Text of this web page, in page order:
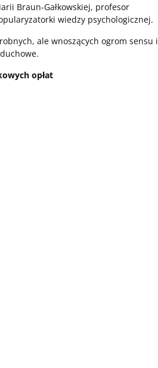
Braun-Gałkowskiej, profesor
wiedzy psychologicznej.
ale wnoszących ogrom sensu i
opłat